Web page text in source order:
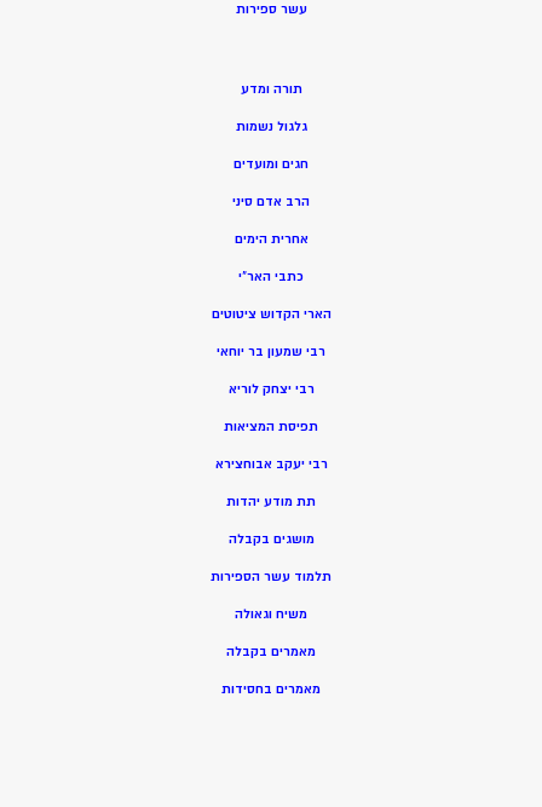
עשר ספירות
תורה ומדע
גלגול נשמות
חגים ומועדים
הרב אדם סיני
אחרית הימים
כתבי האר”י
הארי הקדוש ציטוטים
רבי שמעון בר יוחאי
רבי יצחק לוריא
תפיסת המציאות
רבי יעקב אבוחצירא
תת מודע יהדות
מושגים בקבלה
תלמוד עשר הספירות
משיח וגאולה
מאמרים בקבלה
מאמרים בחסידות